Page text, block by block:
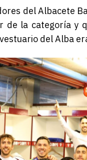
del Albacete
la categoría y
del Alba